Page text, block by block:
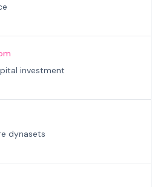
investment
dynasets